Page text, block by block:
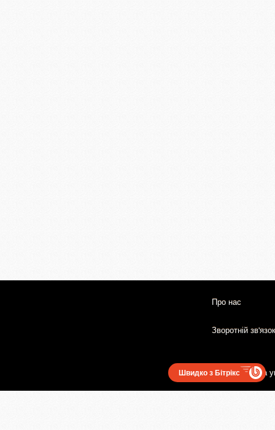
Про нас
Зворотній зв'язок
Користувацька
Швидко з Бітрікс